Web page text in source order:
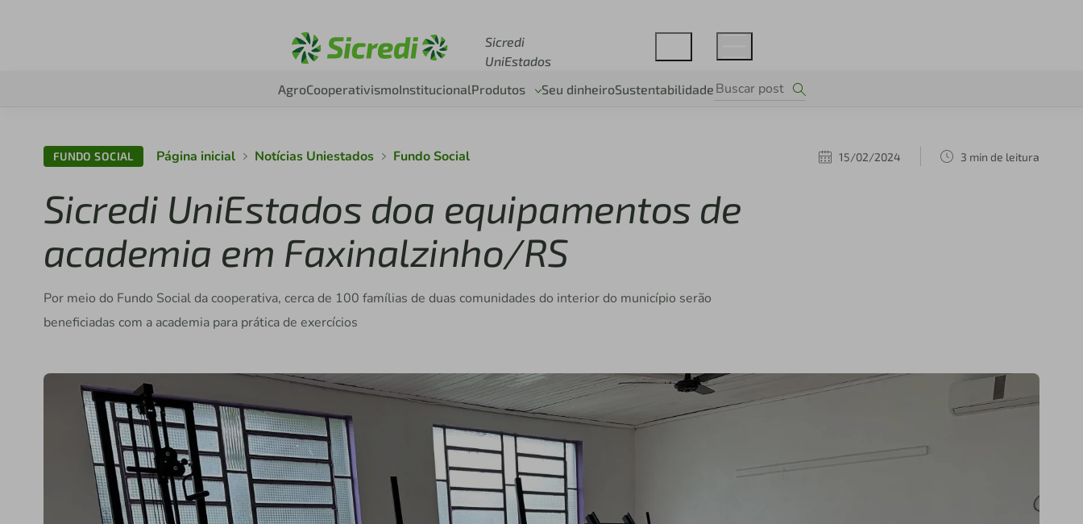
Sicredi
UniEstados
AgroCooperativismoInstitucionalProdutos Seu dinheiroSustentabilidade
FUNDO SOCIAL Página inicial Notícias Uniestados Fundo Social 15/02/2024 3 min de leitura
Sicredi UniEstados doa equipamentos de
academia em Faxinalzinho/RS
Por meio do Fundo Social da cooperativa, cerca de 100 famílias de duas comunidades do interior do município serão
beneficiadas com a academia para prática de exercícios